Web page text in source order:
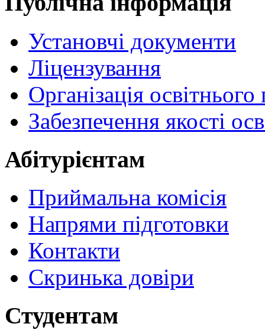
Установчі документи
Ліцензування
Організація
Забезпечення якості
Абітурієнтам
Приймальна комісія
Напрями підготовки
Контакти
Скринька довіри
Студентам